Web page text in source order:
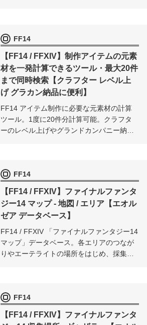
FF14
【FF14 / FFXIV】制作アイテムの元素
材を一発計算できるツール・最大20件
まで同時検索【クラフター レベル上
げ グラカン納品に便利】
FF14 アイテム制作に必要な元素材の計算
ツール。1度に20件分計算可能。クラフタ
ーのレベル上げやグランドカンパニー納品
FF14
【FF14 / FFXIV】ファイナルファンタ
ジー14 マップ - 地図 / エリア【エオル
ゼア データベース】
FF14 / FFXIV 「ファイナルファンタジー14
マップ」データベース。各エリアのつなが
りやエーテライトの場所をはじめ、採集ス
FF14
【FF14 / FFXIV】ファイナルファンタ